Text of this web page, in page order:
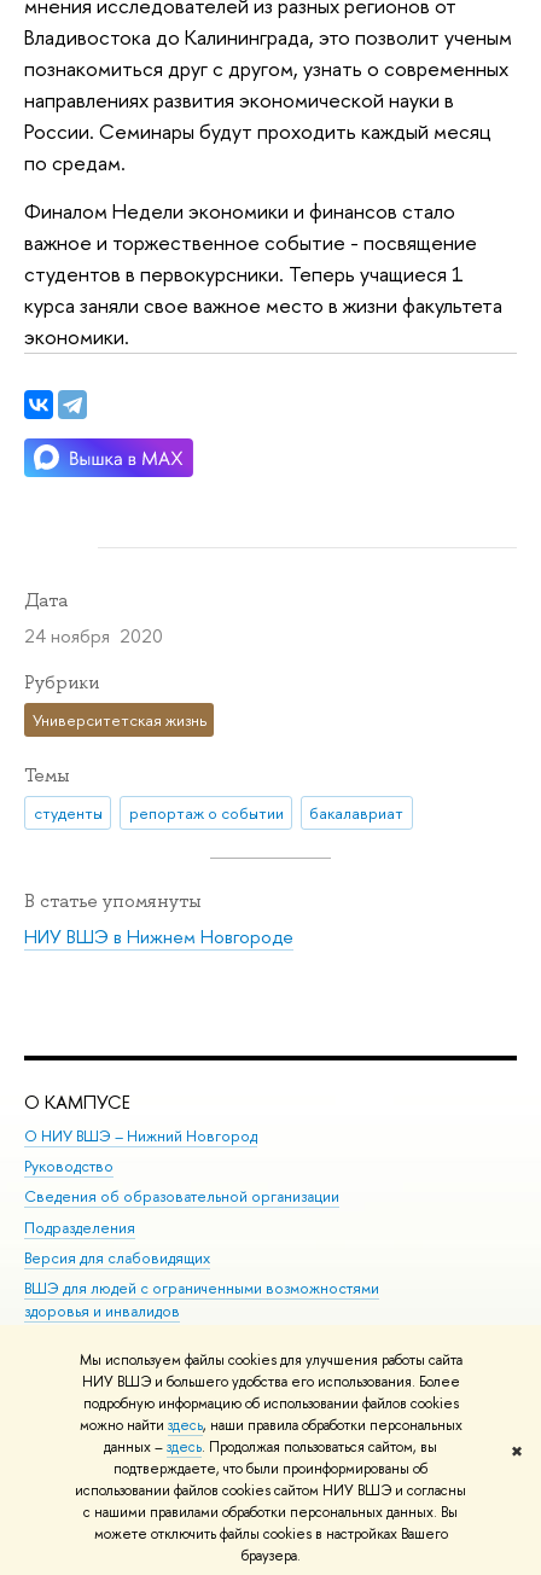
Мы используем файлы cookies для улучшения работы сайта
НИУ ВШЭ и большего удобства его использования. Более
подробную информацию об использовании файлов cookies
можно найти здесь, наши правила обработки персональных
данных –здесь. Продолжая пользоваться сайтом, вы
подтверждаете, что были проинформированы об
использовании файлов cookies сайтом НИУ ВШЭ и согласны
с нашими правилами обработки персональных данных. Вы
можете отключить файлы cookies в настройках Вашего
браузера.
✖
мнения исследователей из разных регионов от
Владивостока до Калининграда, это позволит ученым
познакомиться друг с другом, узнать о современных
направлениях развития экономической науки в
России. Семинары будут проходить каждый месяц
по средам.
Финалом Недели экономики и финансов стало
важное и торжественное событие - посвящение
студентов в первокурсники. Теперь учащиеся 1
курса заняли свое важное место в жизни факультета
экономики.
Дата
24 ноября 2020
Рубрики
Университетская жизнь
Темы
студенты репортаж о событии бакалавриат
В статье упомянуты
НИУ ВШЭ в Нижнем Новгороде
О КАМПУСЕ
О НИУ ВШЭ – Нижний Новгород
Руководство
Сведения об образовательной организации
Подразделения
Версия для слабовидящих
ВШЭ для людей с ограниченными возможностями
здоровья и инвалидов
© НИУ ВШЭ 1993–2026 Адреса и контакты Условия использования
материалов Политика конфиденциальности Карта сайта
Шрифты HSE Sans и HSE Slab разработаны вШколе дизайна НИУ ВШЭ